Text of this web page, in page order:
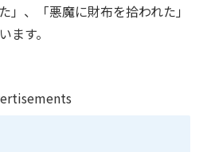
」、「悪魔に財布を拾われた」
ます。